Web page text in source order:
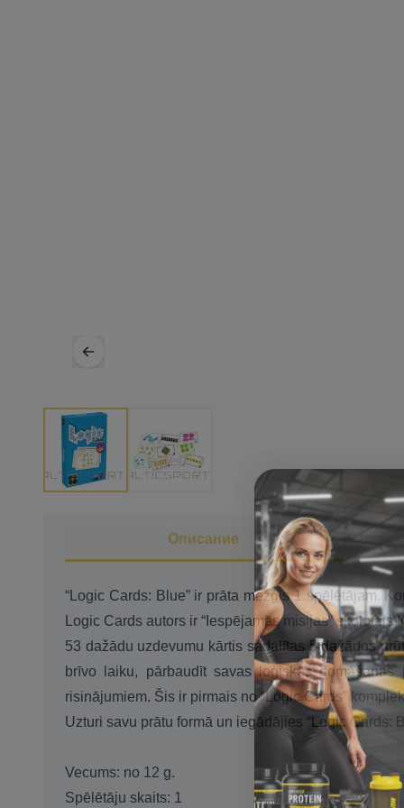
Описание
“Logic Cards: Blue” ir prāta mežģis 1 spēlētājam.
Logic Cards autors ir “Iespējamās misijas” skolotājs
53 dažādu uzdevumu kārtis sadalītas 5 dažādos
brīvo laiku, pārbaudīt savas loģiskās
risinājumiem. Šis ir pirmais no “Logic Cards”
Uzturi savu prātu formā un iegādājies “Logic Cards:
Vecums: no 12 g.
Spēlētāju skaits: 1